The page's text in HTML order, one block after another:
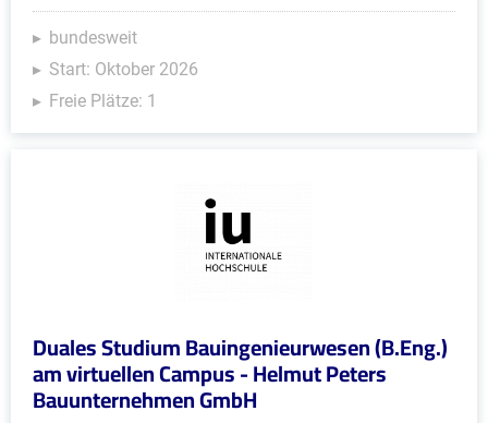
bundesweit
Start: Oktober 2026
Freie Plätze: 1
Duales Studium Bauingenieurwesen (B.Eng.)
am virtuellen Campus - Helmut Peters
Bauunternehmen GmbH